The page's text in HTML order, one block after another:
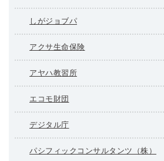
しがジョブパ
アクサ生命保険
アヤハ教習所
エコモ財団
デジタル庁
パシフィックコンサルタンツ（株）